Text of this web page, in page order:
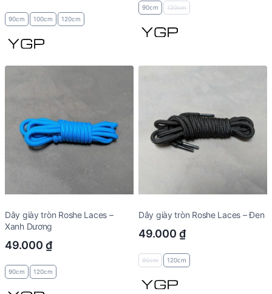
90cm 100cm 120cm
90cm 120cm
Dây giày tròn Roshe Laces –
Xanh Dương
49.000 ₫
90cm 120cm
Dây giày tròn Roshe Laces – Đen
49.000 ₫
90cm 120cm